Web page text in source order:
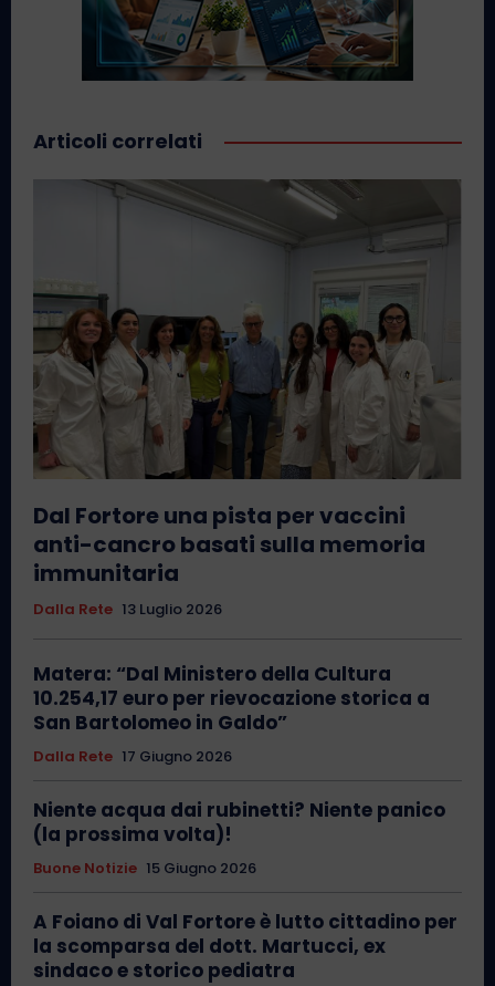
Articoli correlati
Dal Fortore una pista per vaccini
anti-cancro basati sulla memoria
immunitaria
Dalla Rete 13 Luglio 2026
Matera: “Dal Ministero della Cultura
10.254,17 euro per rievocazione storica a
San Bartolomeo in Galdo”
Dalla Rete 17 Giugno 2026
Niente acqua dai rubinetti? Niente panico
(la prossima volta)!
Buone Notizie 15 Giugno 2026
A Foiano di Val Fortore è lutto cittadino per
la scomparsa del dott. Martucci, ex
sindaco e storico pediatra